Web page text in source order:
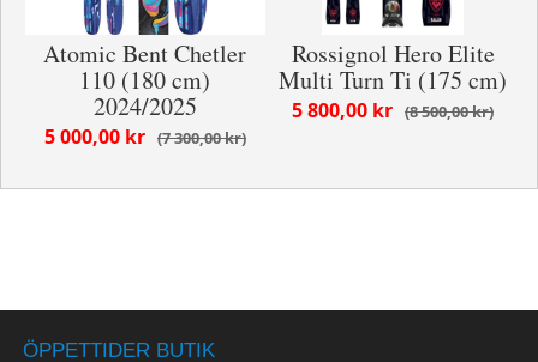
Atomic Bent Chetler
110 (180 cm)
2024/2025
7 300,00 kr
5 000,00 kr
Rossignol Hero Elite
Multi Turn Ti (175 cm)
8 500,00 kr
5 800,00 kr
ÖPPETTIDER BUTIK